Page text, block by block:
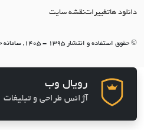
دانلود هاتغییراتنقشه سایت
© حقوق استفاده و انتشار 1395 - 1405, سامانه جامع املاک و مشاورین املاک (سامانه جاما)
رویال وب
آژانس طراحی و تبلیغات